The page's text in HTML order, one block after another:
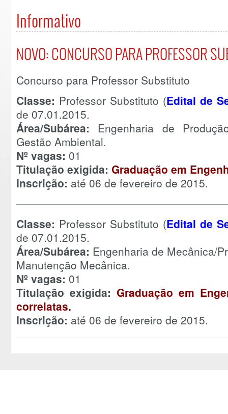
Informativo
NOVO: CONCURSO PARA PROFESSOR
Concurso para Professor Substituto
Classe: Professor Substituto (Edital de
de 07.01.2015.
Área/Subárea: Engenharia de
Gestão Ambiental.
Nº vagas: 01
Titulação exigida: Graduação em
Inscrição: até 06 de fevereiro de 2015.
Classe: Professor Substituto (Edital de
de 07.01.2015.
Área/Subárea: Engenharia de Mecânica/
Manutenção Mecânica.
Nº vagas: 01
Titulação exigida: Graduação em
correlatas.
Inscrição: até 06 de fevereiro de 2015.